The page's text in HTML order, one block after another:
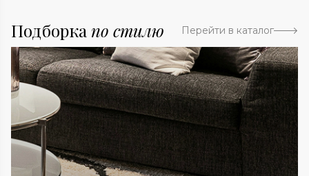
Подборка по стилю Перейти в каталог